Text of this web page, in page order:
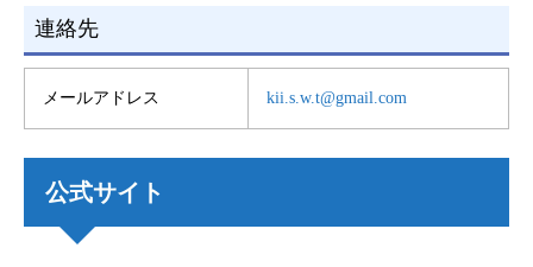
連絡先
メールアドレス kii.s.w.t@gmail.com
公式サイト